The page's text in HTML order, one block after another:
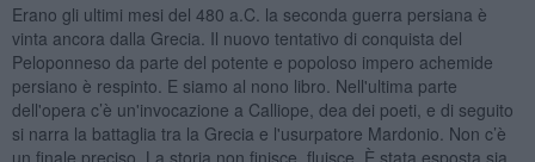
Erano gli ultimi mesi del 480 a.C. la seconda guerra persiana è
vinta ancora dalla Grecia. Il nuovo tentativo di conquista del
Peloponneso da parte del potente e popoloso impero achemide
persiano è respinto. E siamo al nono libro. Nell'ultima parte
dell'opera c’è un'invocazione a Calliope, dea dei poeti, e di seguito
si narra la battaglia tra la Grecia e l'usurpatore Mardonio. Non c’è
un finale preciso. La storia non finisce, fluisce. È stata esposta sia